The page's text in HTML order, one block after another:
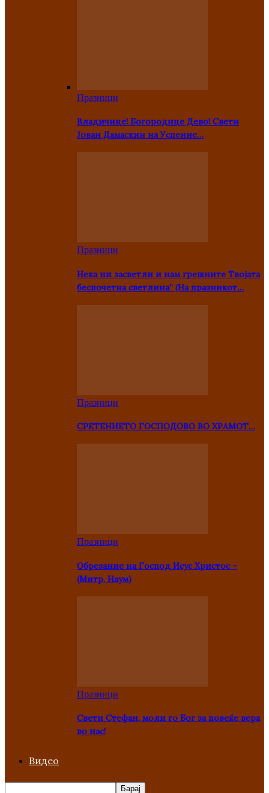
Празници
Владичице! Богородице Дево! Свети
Јован Дамаскин на Успение…
Празници
Нека ни засветли и нам грешните Твојата
беспочетна светлина” (На празникот…
Празници
СРЕТЕНИЕТО ГОСПОДОВО ВО ХРАМОТ…
Празници
Oбрезание на Господ Исус Христос –
(Митр. Наум)
Празници
Свети Стефан, моли го Бог за повеќе вера
во нас!
Видео